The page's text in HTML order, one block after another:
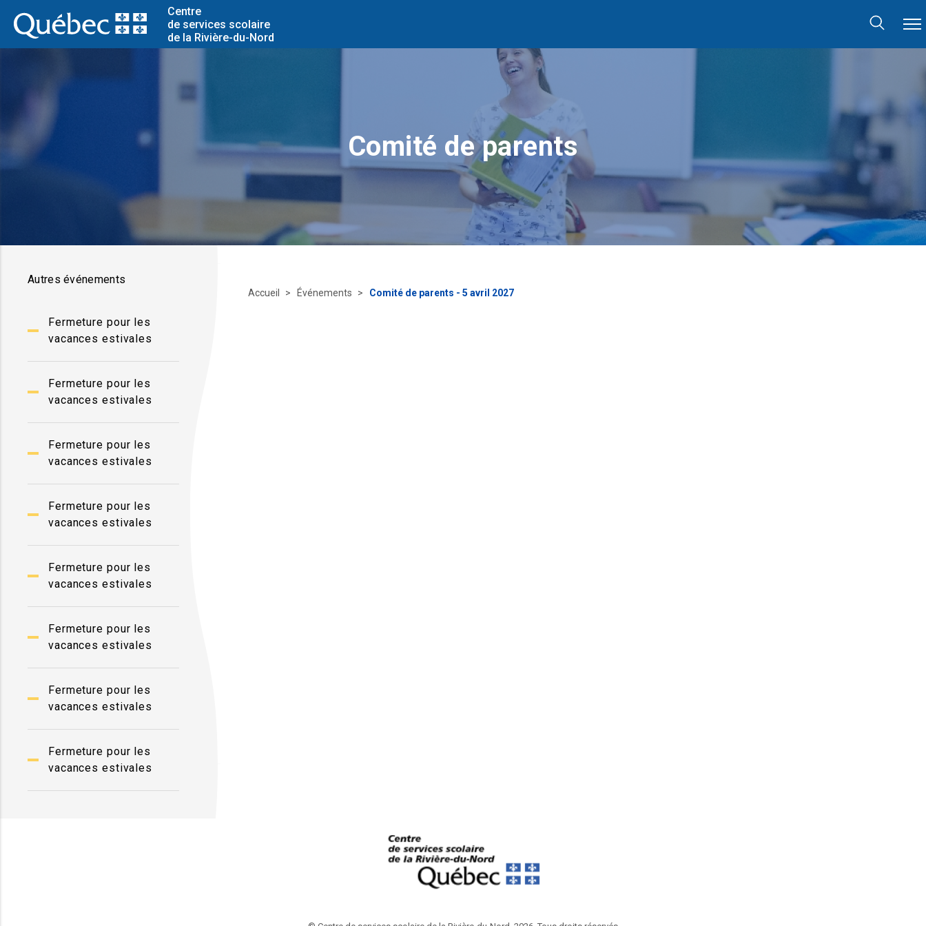
Centre
de services scolaire
de la Rivière-du-Nord
Comité de parents
Autres événements
Fermeture pour les
vacances estivales
Fermeture pour les
vacances estivales
Fermeture pour les
vacances estivales
Fermeture pour les
vacances estivales
Fermeture pour les
vacances estivales
Fermeture pour les
vacances estivales
Fermeture pour les
vacances estivales
Fermeture pour les
vacances estivales
Accueil Événements Comité de parents - 5 avril 2027